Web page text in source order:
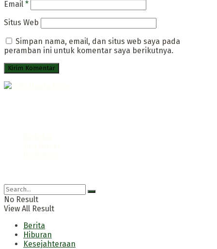
Email *
Situs Web
Simpan nama, email, dan situs web saya pada
peramban ini untuk komentar saya berikutnya.
No Result
View All Result
Berita
Hiburan
Kesejahteraan